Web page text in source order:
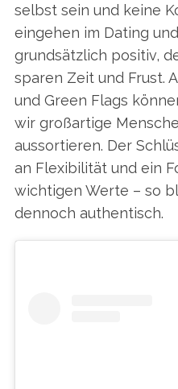
selbst sein und keine
eingehen im Dating
grundsätzlich positiv,
sparen Zeit und Frust.
und Green Flags
wir großartige
aussortieren. Der
an Flexibilität und ein
wichtigen Werte – so
dennoch authentisch.